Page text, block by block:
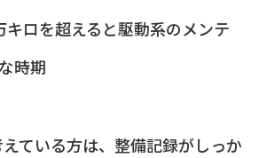
キロを超えると駆動系のメンテ
時期
ている方は、整備記録がしっか